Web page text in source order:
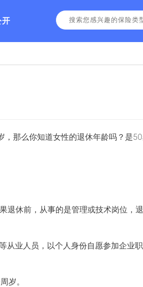
开
那么你知道女性的退休年龄吗？是
退休前，从事的是管理或技术岗位，
从业人员，以个人身份自愿参加企业
岁。